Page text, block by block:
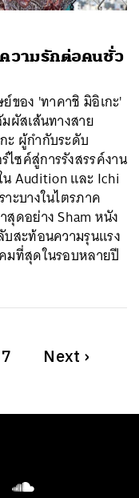
วามรักต่อคนชั่ว
ของ 'ทาคาชิ มิอิเกะ'
ผัสเส้นทางสาย
ะ ผู้กำกับระดับ
ซค์สู่การรังสรรค์งาน
Audition และ Ichi
ะบางในไตรภาค
สุดอย่าง Sham หนัง
สะท้อนความรุนแรง
มที่สุดในรอบหลายปี
7 Next ›